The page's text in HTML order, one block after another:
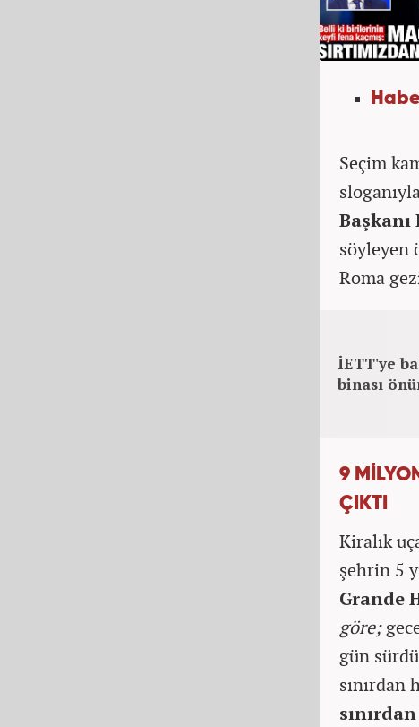
Seçim
söyleyen
Roma
İETT'ye
binası
9
ÇIKTI
Kiralık
şehrin 5
Grande
göre;
gün
sınırdan